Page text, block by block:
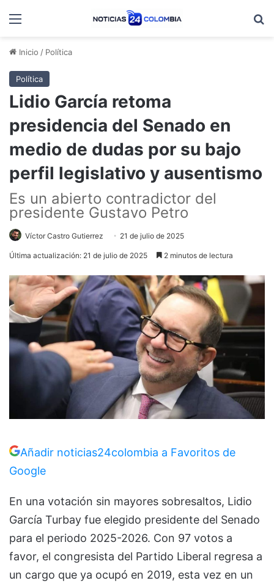
Menú
Inicio / Política
Política
Lidio García retoma
presidencia del Senado en
medio de dudas por su bajo
perfil legislativo y ausentismo
Es un abierto contradictor del
presidente Gustavo Petro
Víctor Castro Gutierrez 21 de julio de 2025
Última actualización: 21 de julio de 2025 2 minutos de lectura
Añadir noticias24colombia a Favoritos de
Google
En una votación sin mayores sobresaltos, Lidio
García Turbay fue elegido presidente del Senado
para el periodo 2025-2026. Con 97 votos a
favor, el congresista del Partido Liberal regresa a
un cargo que ya ocupó en 2019, esta vez en un